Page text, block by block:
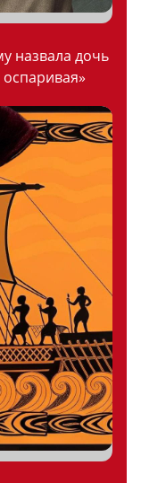
назвала дочь